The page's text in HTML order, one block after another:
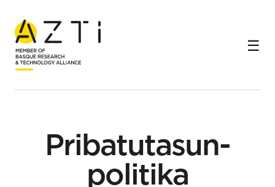
Hasiera Pribatutasun politika
Pribatutasun-
politika